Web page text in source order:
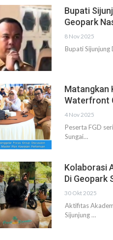
Bupati
Geopark
8 Nov 2025
Bupati Sijunjung
Matangkan
Waterfront
4 Nov 2025
Peserta FGD
Sungai…
Kolaborasi
Di Geopark
30 Okt 2025
Aktifitas
Sijunjung …